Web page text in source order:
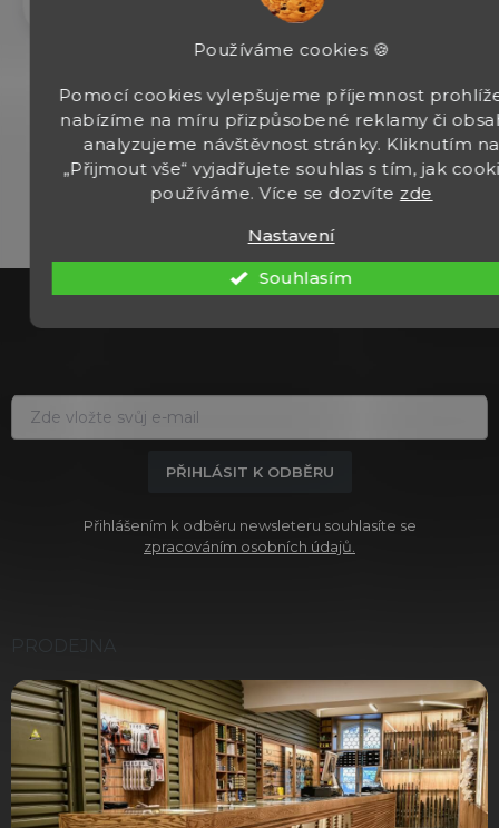
Používáme cookies 🍪
Pomocí cookies vylepšujeme příjemnost
nabízíme na míru přizpůsobené reklamy či
analyzujeme návštěvnost stránky. Kliknutím na
„Přijmout vše“ vyjadřujete souhlas s tím, jak
používáme. Více se dozvíte zde
Nastavení
Souhlasím
Zobrazit další hodnocení
PŘIHLÁSIT K ODBĚRU
Přihlášením k odběru newsleteru souhlasíte se
zpracováním osobních údajů.